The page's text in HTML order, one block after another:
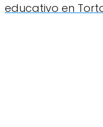
educativo en